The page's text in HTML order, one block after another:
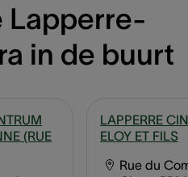
Lapperre-
in de buurt
(RUE
LAPPERRE
ELOY ET FILS
Rue du